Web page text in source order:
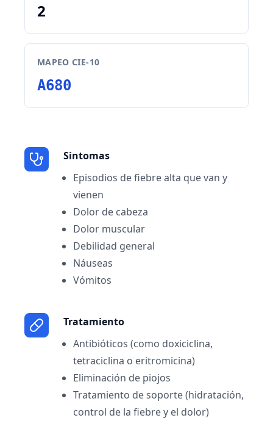
2
MAPEO CIE-10
A680
Sintomas
Episodios de fiebre alta que van y
vienen
Dolor de cabeza
Dolor muscular
Debilidad general
Náuseas
Vómitos
Tratamiento
Antibióticos (como doxiciclina,
tetraciclina o eritromicina)
Eliminación de piojos
Tratamiento de soporte (hidratación,
control de la fiebre y el dolor)